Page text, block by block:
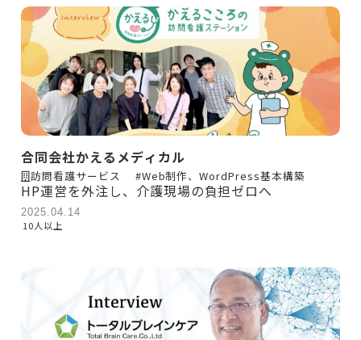
合同会社かえるメディカル
訪問看護サービス #Web制作、WordPress基本構築
HP運営を外注し、介護現場の負担ゼロへ
2025.04.14
10人以上